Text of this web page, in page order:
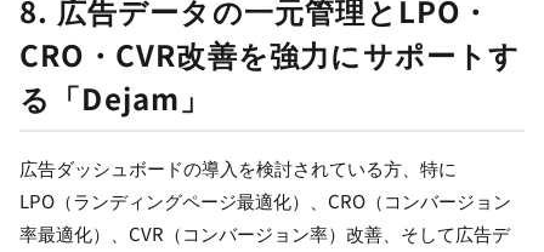
8. 広告データの一元管理とLPO・
CRO・CVR改善を強力にサポートす
る「Dejam」
広告ダッシュボードの導入を検討されている方、特に
LPO（ランディングページ最適化）、CRO（コンバージョン
率最適化）、CVR（コンバージョン率）改善、そして広告デ